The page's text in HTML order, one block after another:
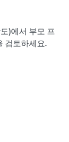
)에서 부모 프
검토하세요.